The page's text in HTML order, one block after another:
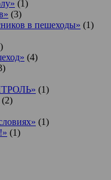
(1)
(3)
в пешеходы» (1)
(4)
(1)
(2)
(1)
(1)